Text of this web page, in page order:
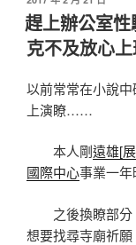
佈
於
趕上辦公室
克不及放心
以前常常在小說
上演瞭……
本人剛遠雄[
國際中心事業一年
之後換瞭部分
想要找尋寺廟祈